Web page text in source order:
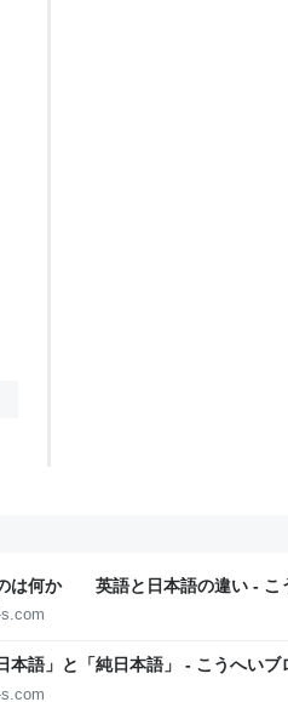
は何か 英語と日本語の違い -
いて
本語」と「純日本語」 - こうへい